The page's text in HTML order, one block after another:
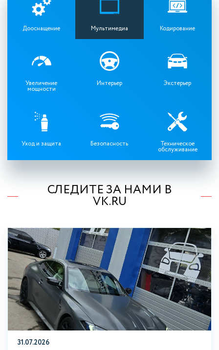
Дооснащение Мультимедиа Кодирование
Увеличение
мощности
Интерьер Экстерьер
Уход и защита Безопасность Техническое
обслуживание
СЛЕДИТЕ ЗА НАМИ В
VK.RU
31.07.2026